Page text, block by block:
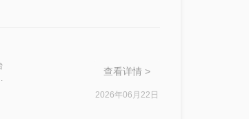
查看详情 >
2026年06月22日